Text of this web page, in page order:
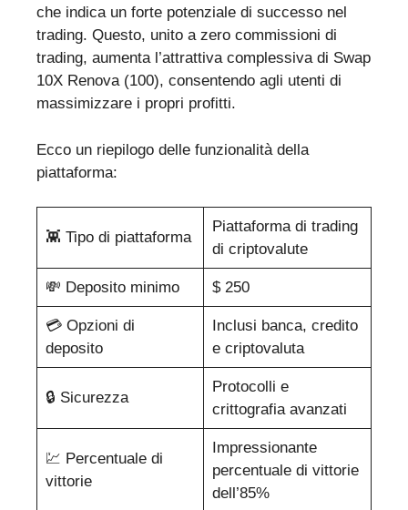
che indica un forte potenziale di successo nel
trading. Questo, unito a zero commissioni di
trading, aumenta l’attrattiva complessiva di Swap
10X Renova (100), consentendo agli utenti di
massimizzare i propri profitti.
Ecco un riepilogo delle funzionalità della
piattaforma:
👾 Tipo di piattaforma
Piattaforma di trading
di criptovalute
💸 Deposito minimo $ 250
💳 Opzioni di
deposito
Inclusi banca, credito
e criptovaluta
🔒 Sicurezza
Protocolli e
crittografia avanzati
💹 Percentuale di
vittorie
Impressionante
percentuale di vittorie
dell’85%